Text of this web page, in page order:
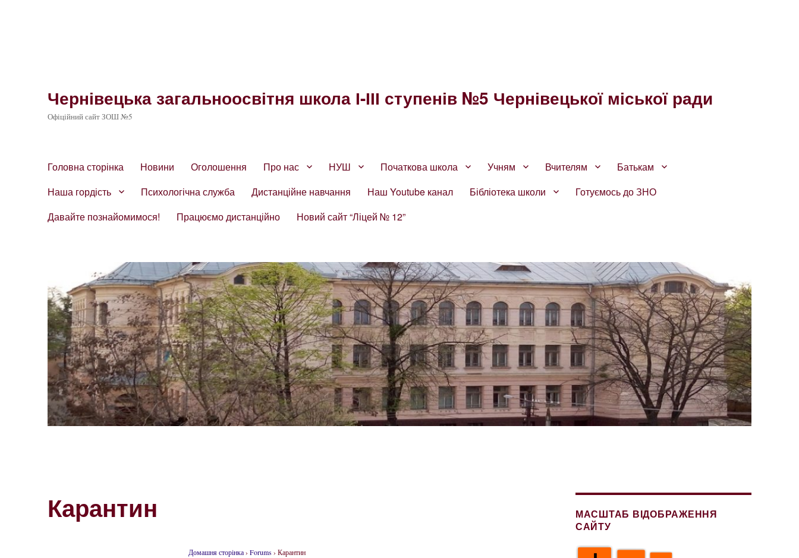
Чернівецька загальноосвітня школа І-ІІІ ступенів №5 Чернівецької міської ради
Офіційний сайт ЗОШ №5
Головна сторінка Новини Оголошення Про нас НУШ Початкова школа Учням Вчителям
Батькам
Наша гордість
Психологічна служба Дистанційне навчання Наш Youtube канал Бібліотека школи
Готуємось до ЗНО
Давайте познайомимося!
Працюємо дистанційно Новий сайт “Ліцей № 12”
Карантин
Домашня сторінка› Forums› Карантин
МАСШТАБ ВІДОБРАЖЕННЯ
САЙТУ